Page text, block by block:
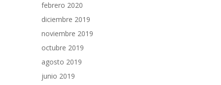
febrero 2020
diciembre 2019
noviembre 2019
octubre 2019
agosto 2019
junio 2019